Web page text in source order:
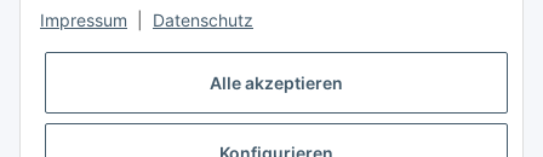
Vertrag widerrufen
Impressum Datenschutz
Alle akzeptieren